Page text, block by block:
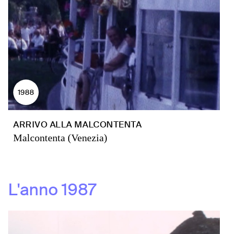
1988
ARRIVO ALLA MALCONTENTA
Malcontenta (Venezia)
L'anno1987